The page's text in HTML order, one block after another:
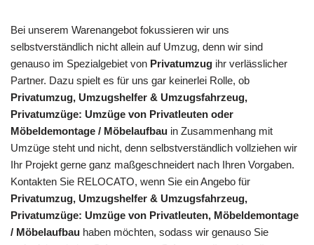
Bei unserem Warenangebot fokussieren wir uns
selbstverständlich nicht allein auf Umzug, denn wir sind
genauso im Spezialgebiet von Privatumzug ihr verlässlicher
Partner. Dazu spielt es für uns gar keinerlei Rolle, ob
Privatumzug, Umzugshelfer & Umzugsfahrzeug,
Privatumzüge: Umzüge von Privatleuten oder
Möbeldemontage / Möbelaufbau in Zusammenhang mit
Umzüge steht und nicht, denn selbstverständlich vollziehen wir
Ihr Projekt gerne ganz maßgeschneidert nach Ihren Vorgaben.
Kontakten Sie RELOCATO, wenn Sie ein Angebo für
Privatumzug, Umzugshelfer & Umzugsfahrzeug,
Privatumzüge: Umzüge von Privatleuten, Möbeldemontage
/ Möbelaufbau haben möchten, sodass wir genauso Sie